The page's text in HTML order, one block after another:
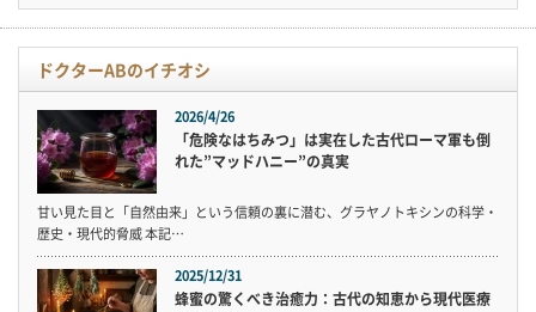
ドクターABのイチオシ
2026/4/26
「危険なはちみつ」は実在した古代ローマ軍も倒
れた”マッドハニー”の真実
甘い見た目と「自然由来」という信頼の裏に潜む、グラヤノトキシンの科学・
歴史・現代的脅威 本記…
2025/12/31
蜂蜜の驚くべき治癒力：古代の知恵から現代医療